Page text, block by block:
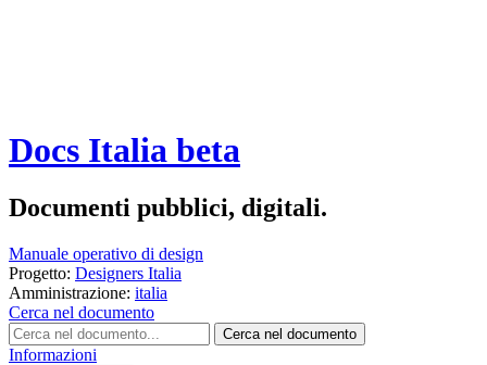
Docs Italia beta
Documenti pubblici, digitali.
Manuale operativo di design
Progetto: Designers Italia
Amministrazione: italia
Cerca nel documento
Cerca nel documento
Informazioni